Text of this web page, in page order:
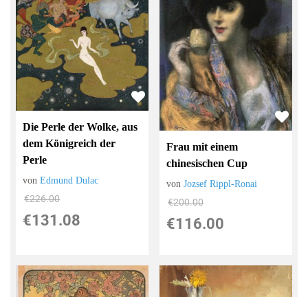
Die Perle der Wolke, aus
dem Königreich der
Perle
vonEdmund Dulac
€226.00
€131.08
Frau mit einem
chinesischen Cup
vonJozsef Rippl-Ronai
€200.00
€116.00